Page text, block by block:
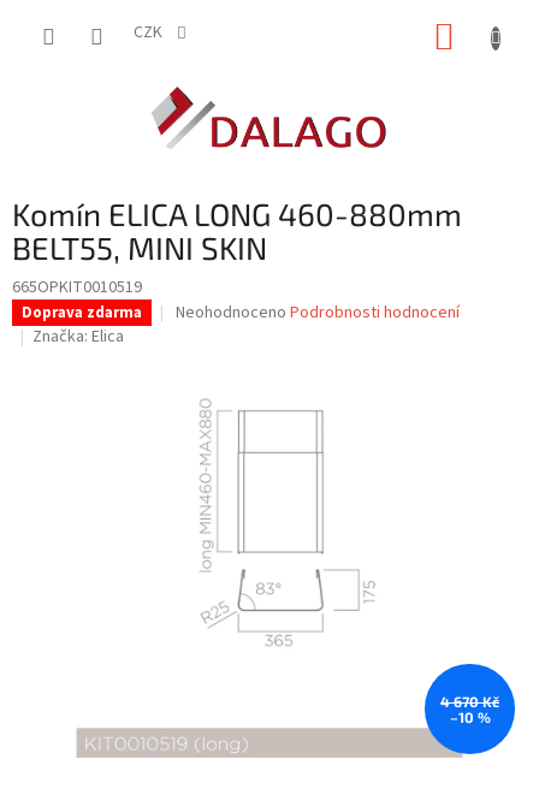
CZK
Komín ELICA LONG 460-880mm
BELT55, MINI SKIN
665OPKIT0010519
Doprava zdarma
Průměrné
hvězdiček.
Neohodnoceno Podrobnosti hodnocení
Značka: Elica
4 670 Kč
–10 %